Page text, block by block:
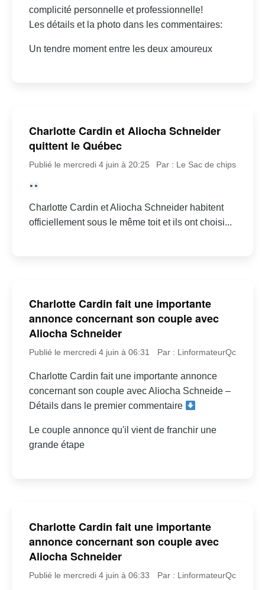
complicité personnelle et professionnelle!
Les détails et la photo dans les commentaires:
Un tendre moment entre les deux amoureux
Charlotte Cardin et Aliocha Schneider
quittent le Québec
Publié le mercredi 4 juin à 20:25 Par : Le Sac de chips
Charlotte Cardin et Aliocha Schneider habitent
officiellement sous le même toit et ils ont choisi...
Charlotte Cardin fait une importante
annonce concernant son couple avec
Aliocha Schneider
Publié le mercredi 4 juin à 06:31 Par : LinformateurQc
Charlotte Cardin fait une importante annonce
concernant son couple avec Aliocha Schneide –
Détails dans le premier commentaire
Le couple annonce qu'il vient de franchir une
grande étape
Charlotte Cardin fait une importante
annonce concernant son couple avec
Aliocha Schneider
Publié le mercredi 4 juin à 06:33 Par : LinformateurQc